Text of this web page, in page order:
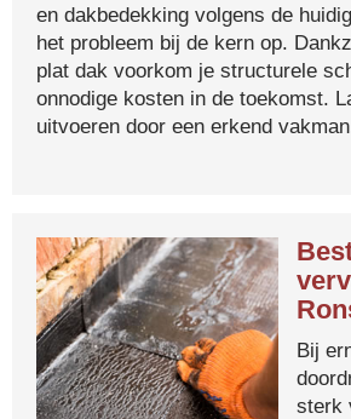
en dakbedekking volgens de
het probleem bij de kern op.
plat dak voorkom je structurele
onnodige kosten in de toekomst.
uitvoeren door een erkend
Bij
sterk